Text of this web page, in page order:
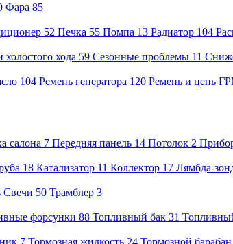
Фара 85
52 Печка 55 Помпа 13 Радиатор 104
холостого хода 59 Сезонные проблемы 11
104 Ремень генератора 120 Ремень и цепь
салона 7 Передняя панель 14 Потолок 2
18 Катализатор 11 Коллектор 17 Лямбда-
Свечи 50 Трамблер 3
форсунки 88 Топливный бак 31
7 Тормозная жидкость 24 Тормозной барабан